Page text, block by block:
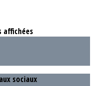
affichées
sociaux